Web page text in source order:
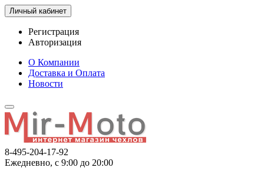
Личный кабинет
Регистрация
Авторизация
О Компании
Доставка и Оплата
Новости
8-495-204-17-92
Ежедневно, с 9:00 до 20:00